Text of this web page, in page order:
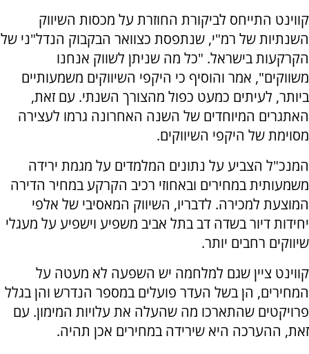
קווינט התייחס לביקורת החוזרת על מכסות השיווק
השנתיות של רמ"י, שנתפסת כצוואר הבקבוק הנדל"ני של
הקרקעות בישראל. "כל מה שניתן לשווק אנחנו
משווקים", אמר והוסיף כי היקפי השיווקים משמעותיים
ביותר, לעיתים כמעט כפול מהצורך השנתי. עם זאת,
האתגרים המיוחדים של השנה האחרונה גרמו לעצירה
מסוימת של היקפי השיווקים.
המנכ"ל הצביע על נתונים המלמדים על מגמת ירידה
משמעותית במחירים ובאחוזי רכיב הקרקע במחיר הדירה
המוצעת למכירה. לדבריו, השיווק המאסיבי של אלפי
יחידות דיור בשדה דב בתל אביב משפיע וישפיע על מעגלי
שיווקים רחבים יותר.
קווינט ציין שגם למלחמה יש השפעה לא מעטה על
המחירים, הן בשל העדר פועלים במספר הנדרש והן בגלל
פרויקטים שהתארכו מה שהעלה את עלויות המימון. עם
זאת, ההערכה היא שירידה במחירים אכן תהיה.